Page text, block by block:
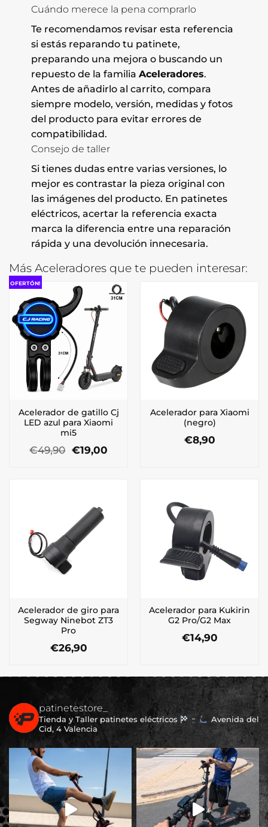
Cuándo merece la pena comprarlo
Te recomendamos revisar esta referencia
si estás reparando tu patinete,
preparando una mejora o buscando un
repuesto de la familia Aceleradores.
Antes de añadirlo al carrito, compara
siempre modelo, versión, medidas y fotos
del producto para evitar errores de
compatibilidad.
Consejo de taller
Si tienes dudas entre varias versiones, lo
mejor es contrastar la pieza original con
las imágenes del producto. En patinetes
eléctricos, acertar la referencia exacta
marca la diferencia entre una reparación
rápida y una devolución innecesaria.
Más Aceleradores que te pueden interesar:
OFERTÓN!
Acelerador de gatillo Cj
LED azul para Xiaomi
mi5
€49,90 El
precio
€19,00El
Acelerador para Xiaomi
(negro)
€8,90
Acelerador de giro para
Segway Ninebot ZT3
Pro
€26,90
Acelerador para Kukirin
G2 Pro/G2 Max
€14,90
patinetestore_
Tienda y Taller patinetes eléctricos
Avenida del
Cid, 4 Valencia